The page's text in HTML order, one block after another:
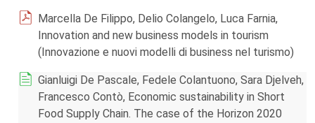
Marcella De Filippo, Delio Colangelo, Luca Farnia,
Innovation and new business models in tourism
(Innovazione e nuovi modelli di business nel turismo)
Gianluigi De Pascale, Fedele Colantuono, Sara Djelveh,
Francesco Contò, Economic sustainability in Short
Food Supply Chain. The case of the Horizon 2020